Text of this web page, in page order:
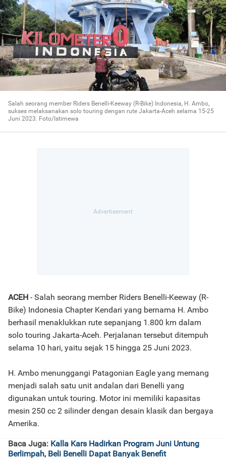
Salah seorang member Riders Benelli-Keeway (R-Bike) Indonesia, H. Ambo,
sukses melaksanakan solo touring dengan rute Jakarta-Aceh selama 15-25
Juni 2023. Foto/Istimewa
ACEH - Salah seorang member Riders Benelli-Keeway (R-
Bike) Indonesia Chapter Kendari yang bernama H. Ambo
berhasil menaklukkan rute sepanjang 1.800 km dalam
solo touring Jakarta-Aceh. Perjalanan tersebut ditempuh
selama 10 hari, yaitu sejak 15 hingga 25 Juni 2023.
H. Ambo menunggangi Patagonian Eagle yang memang
menjadi salah satu unit andalan dari Benelli yang
digunakan untuk touring. Motor ini memiliki kapasitas
mesin 250 cc 2 silinder dengan desain klasik dan bergaya
Amerika.
Baca Juga: Kalla Kars Hadirkan Program Juni Untung
Berlimpah, Beli Benelli Dapat Banyak Benefit